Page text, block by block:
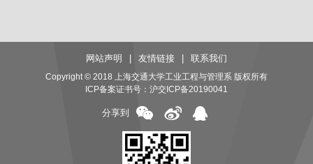
网站声明 | 友情链接 | 联系我们
Copyright © 2018 上海交通大学工业工程与管理系 版权所有
ICP备案证书号： 沪交ICP备20190041
分享到